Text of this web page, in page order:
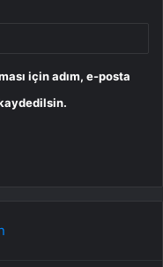
için adım, e-posta